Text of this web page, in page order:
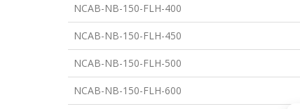
NCAB-NB-150-FLH-400
NCAB-NB-150-FLH-450
NCAB-NB-150-FLH-500
NCAB-NB-150-FLH-600